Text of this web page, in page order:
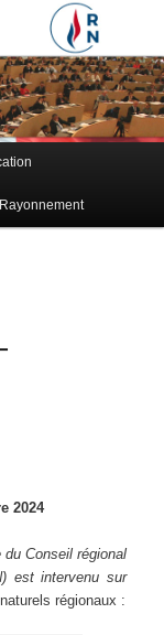
Rhône-Alpes
Rayonnement
2024
Conseil régional
est intervenu sur
régionaux :